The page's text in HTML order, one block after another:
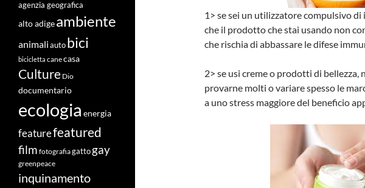
1> se sei un utilizzatore compulsivo
che il prodotto che stai usando non
che rischia di abbassare le difese
2> se usi creme o prodotti di bellezza,
provarne molti o variare spesso le
a uno stress maggiore del beneficio
agenzia geografica
alto adigeambiente
animali auto bici
bicicletta canecasa
Culture Dio
documentario
ecologia energia
featurefeatured
film fotografiagatto gay
greenpeace
inquinamento